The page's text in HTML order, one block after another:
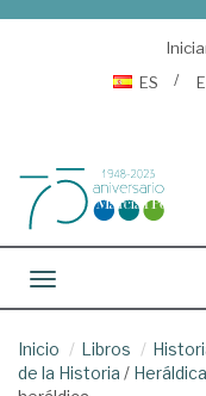
ES
Toggle navigation
Inicio Libros
de la Historia /